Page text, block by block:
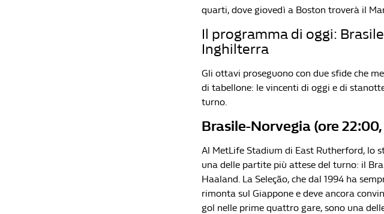
quarti, dove giovedì a Boston troverà il
Il programma di oggi:
Inghilterra
Gli ottavi proseguono con due sfide che
di tabellone: le vincenti di oggi e di
turno.
Brasile-Norvegia (ore 22:00,
Al MetLife Stadium di East Rutherford, lo
una delle partite più attese del turno: il
Haaland. La Seleção, che dal 1994 ha
rimonta sul Giappone e deve ancora
gol nelle prime quattro gare, sono una